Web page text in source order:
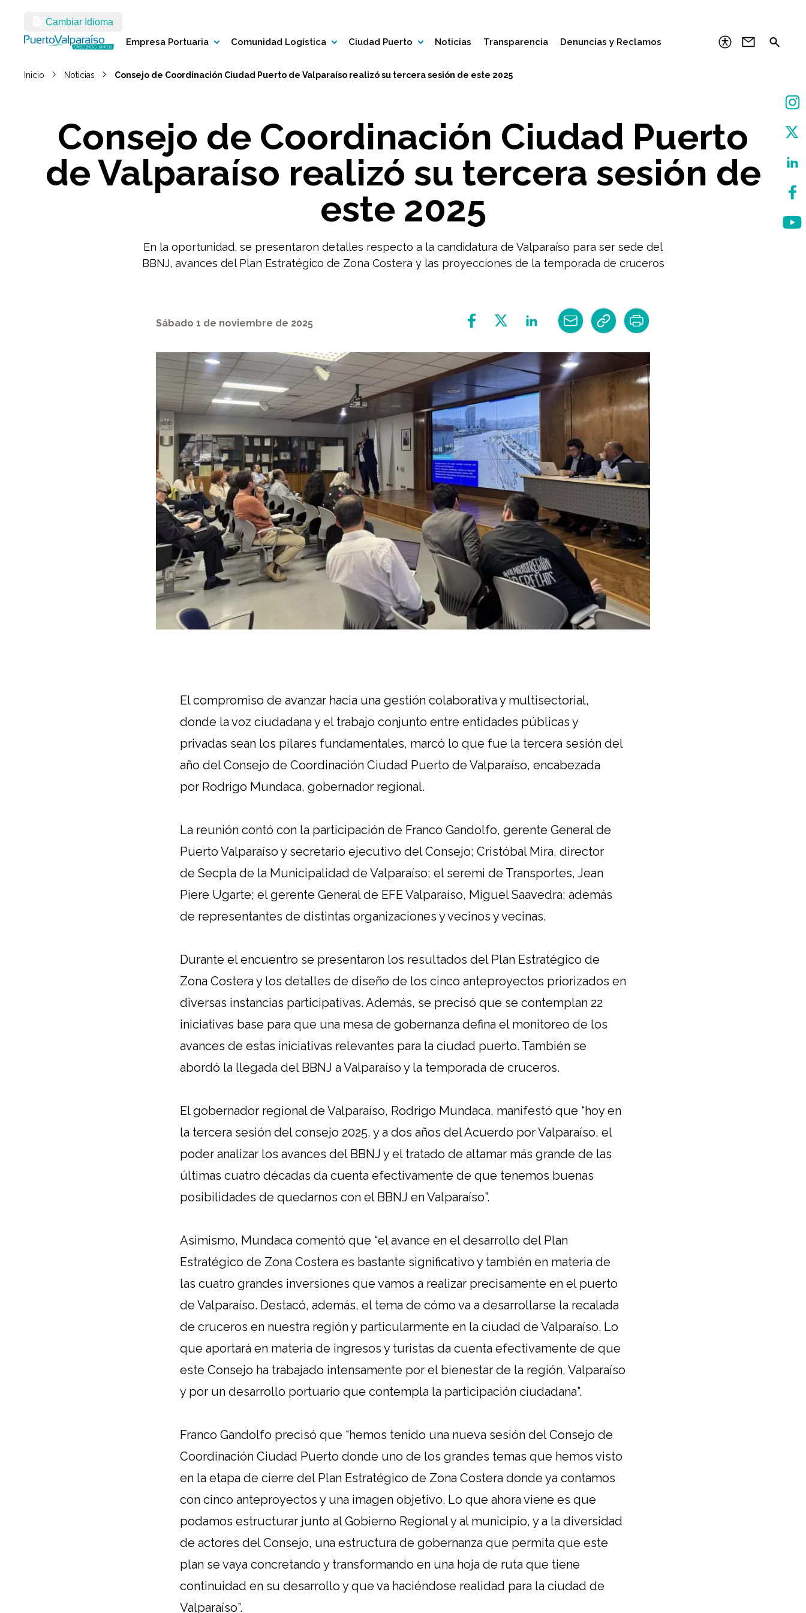
Cambiar Idioma
Empresa Portuaria Comunidad Logística Ciudad Puerto Noticias Transparencia Denuncias y Reclamos
Inicio Noticias Consejo de Coordinación Ciudad Puerto de Valparaíso realizó su tercera sesión de este 2025
Consejo de Coordinación Ciudad Puerto
de Valparaíso realizó su tercera sesión de
este 2025
En la oportunidad, se presentaron detalles respecto a la candidatura de Valparaíso para ser sede del
BBNJ, avances del Plan Estratégico de Zona Costera y las proyecciones de la temporada de cruceros
Sábado 1 de noviembre de 2025
El compromiso de avanzar hacia una gestión colaborativa y multisectorial,
donde la voz ciudadana y el trabajo conjunto entre entidades públicas y
privadas sean los pilares fundamentales, marcó lo que fue la tercera sesión del
año del Consejo de Coordinación Ciudad Puerto de Valparaíso, encabezada
por Rodrigo Mundaca, gobernador regional.
La reunión contó con la participación de Franco Gandolfo, gerente General de
Puerto Valparaíso y secretario ejecutivo del Consejo; Cristóbal Mira, director
de Secpla de la Municipalidad de Valparaíso; el seremi de Transportes, Jean
Piere Ugarte; el gerente General de EFE Valparaíso, Miguel Saavedra; además
de representantes de distintas organizaciones y vecinos y vecinas.
Durante el encuentro se presentaron los resultados del Plan Estratégico de
Zona Costera y los detalles de diseño de los cinco anteproyectos priorizados en
diversas instancias participativas. Además, se precisó que se contemplan 22
iniciativas base para que una mesa de gobernanza defina el monitoreo de los
avances de estas iniciativas relevantes para la ciudad puerto. También se
abordó la llegada del BBNJ a Valparaíso y la temporada de cruceros.
El gobernador regional de Valparaíso, Rodrigo Mundaca, manifestó que “hoy en
la tercera sesión del consejo 2025, y a dos años del Acuerdo por Valparaíso, el
poder analizar los avances del BBNJ y el tratado de altamar más grande de las
últimas cuatro décadas da cuenta efectivamente de que tenemos buenas
posibilidades de quedarnos con el BBNJ en Valparaíso”.
Asimismo, Mundaca comentó que “el avance en el desarrollo del Plan
Estratégico de Zona Costera es bastante significativo y también en materia de
las cuatro grandes inversiones que vamos a realizar precisamente en el puerto
de Valparaíso. Destacó, además, el tema de cómo va a desarrollarse la recalada
de cruceros en nuestra región y particularmente en la ciudad de Valparaíso. Lo
que aportará en materia de ingresos y turistas da cuenta efectivamente de que
este Consejo ha trabajado intensamente por el bienestar de la región, Valparaíso
y por un desarrollo portuario que contempla la participación ciudadana”.
Franco Gandolfo precisó que “hemos tenido una nueva sesión del Consejo de
Coordinación Ciudad Puerto donde uno de los grandes temas que hemos visto
en la etapa de cierre del Plan Estratégico de Zona Costera donde ya contamos
con cinco anteproyectos y una imagen objetivo. Lo que ahora viene es que
podamos estructurar junto al Gobierno Regional y al municipio, y a la diversidad
de actores del Consejo, una estructura de gobernanza que permita que este
plan se vaya concretando y transformando en una hoja de ruta que tiene
continuidad en su desarrollo y que va haciéndose realidad para la ciudad de
Valparaíso”.